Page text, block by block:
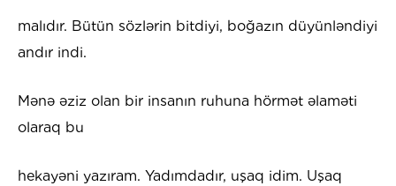
malıdır. Bütün sözlərin bitdiyi, boğazın düyünləndiyi
andır indi.
Mənə əziz olan bir insanın ruhuna hörmət əlaməti
olaraq bu
hekayəni yazıram. Yadımdadır, uşaq idim. Uşaq